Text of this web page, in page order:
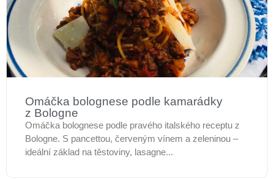
Omáčka bolognese podle kamarádky
z Bologne
Omáčka bolognese podle pravého italského receptu z
Bologne. S pancettou, červeným vínem a zeleninou –
ideální základ na těstoviny, lasagne...